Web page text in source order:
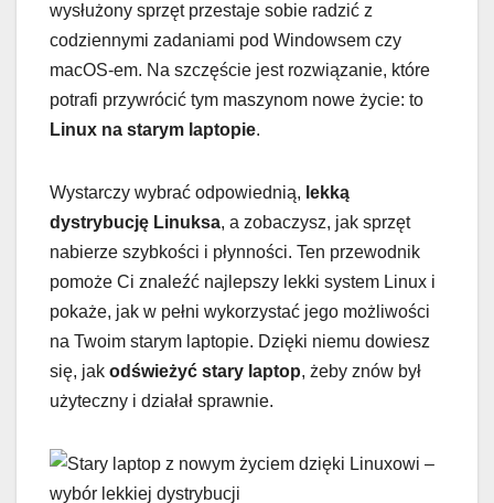
wysłużony sprzęt przestaje sobie radzić z
codziennymi zadaniami pod Windowsem czy
macOS-em. Na szczęście jest rozwiązanie, które
potrafi przywrócić tym maszynom nowe życie: to
Linux na starym laptopie.
Wystarczy wybrać odpowiednią, lekką
dystrybucję Linuksa, a zobaczysz, jak sprzęt
nabierze szybkości i płynności. Ten przewodnik
pomoże Ci znaleźć najlepszy lekki system Linux i
pokaże, jak w pełni wykorzystać jego możliwości
na Twoim starym laptopie. Dzięki niemu dowiesz
się, jak odświeżyć stary laptop, żeby znów był
użyteczny i działał sprawnie.